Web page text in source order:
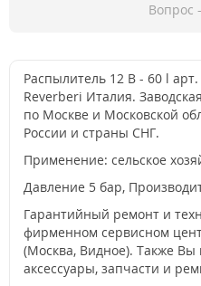
Вопрос
Распылитель 12 В - 60 l
Reverberi Италия.
по Москве и Московской
России и страны СНГ.
Применение: сельское
Давление 5 бар,
Гарантийный ремонт и
фирменном сервисном
(Москва, Видное). Также
аксессуары, запчасти и